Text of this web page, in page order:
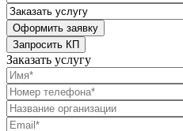
Заказать услугу